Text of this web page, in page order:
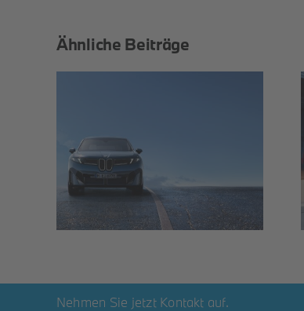
Ähnliche Beiträge
Nehmen Sie jetzt Kontakt auf.